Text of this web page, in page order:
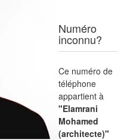
Numéro
inconnu?
Ce numéro de
téléphone
appartient à
"Elamrani
Mohamed
(architecte)"